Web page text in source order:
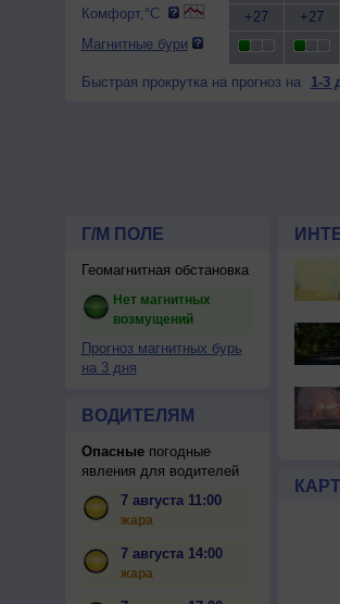
Комфорт,°C
Магнитные бури
+27
+27
Быстрая прокрутка на прогноз на 1-3
Г/М ПОЛЕ
Геомагнитная обстановка
Нет магнитных
возмущений
Прогноз магнитных бурь
на 3 дня
ВОДИТЕЛЯМ
Опасныепогодные
явления для водителей
7 августа 11:00
жара
7 августа 14:00
жара